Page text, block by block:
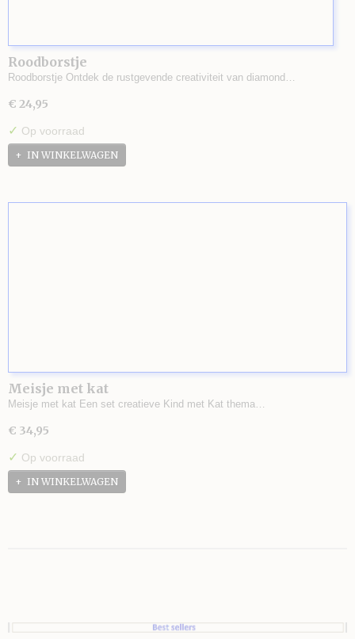
Roodborstje
Roodborstje Ontdek de rustgevende creativiteit van diamond…
€ 24,95
✓ Op voorraad
IN WINKELWAGEN
Meisje met kat
Meisje met kat Een set creatieve Kind met Kat thema…
€ 34,95
✓ Op voorraad
IN WINKELWAGEN